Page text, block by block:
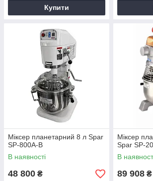
Купити
Міксер планетарний 8 л Spar
SP-800A-B
В наявності
48 800 ₴
Міксер
Spar SP-
В
89 908 ₴